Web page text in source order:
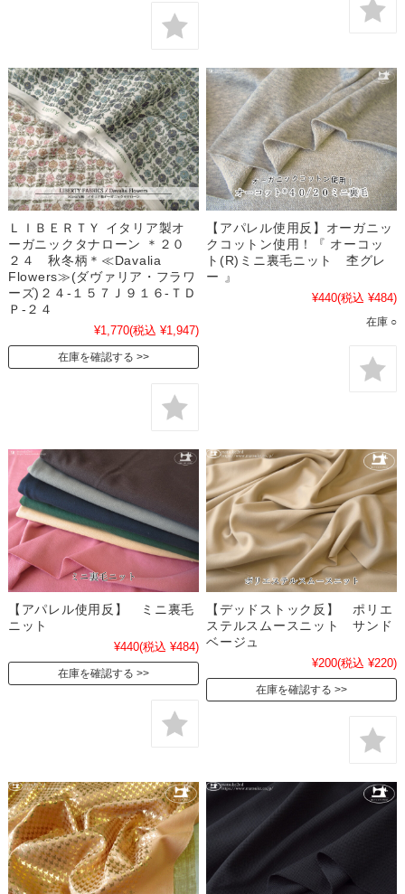
ＬＩＢＥＲＴＹ イタリア製オ
ーガニックタナローン ＊２０
２４ 秋冬柄＊≪Davalia
Flowers≫(ダヴァリア・フラワ
ーズ)２４-１５７Ｊ９１６-ＴＤ
Ｐ-２４
¥1,770(税込 ¥1,947)
在庫を確認する
【アパレル使用反】オーガニッ
クコットン使用！『 オーコッ
ト(R)ミニ裏毛ニット 杢グレ
ー 』
¥440(税込 ¥484)
在庫 ○
【アパレル使用反】 ミニ裏毛
ニット
¥440(税込 ¥484)
在庫を確認する
【デッドストック反】 ポリエ
ステルスムースニット サンド
ベージュ
¥200(税込 ¥220)
在庫を確認する